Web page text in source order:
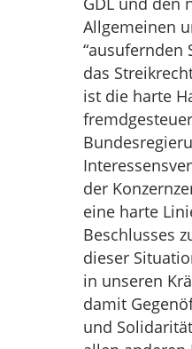
Allgemeinen
“ausufernden
das
ist die harte
der
eine harte
Beschlusses
dieser
in unseren
damit
und